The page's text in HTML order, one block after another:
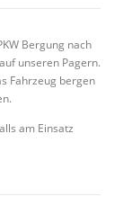
Bergung nach
unseren Pagern.
Fahrzeug bergen
am Einsatz